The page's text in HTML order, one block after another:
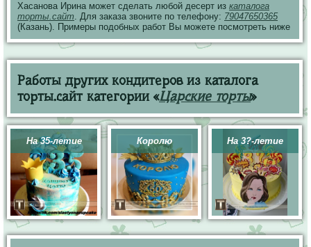
Хасанова Ирина может сделать любой десерт из каталога
торты.сайт. Для заказа звоните по телефону: 79047650365
(Казань). Примеры подобных работ Вы можете посмотреть ниже
Работы других кондитеров из каталога
торты.сайт категории «Царские торты»
На 35-летие Королю На 3?-летие